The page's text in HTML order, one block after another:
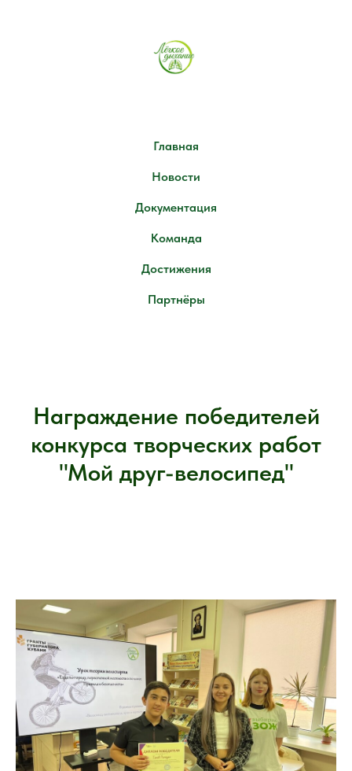
Главная
Новости
Документация
Команда
Достижения
Партнёры
Награждение победителей
конкурса творческих работ
"Мой друг-велосипед"